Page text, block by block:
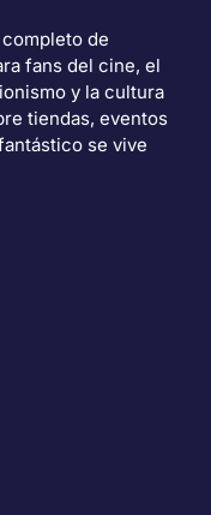
de
fans del cine, el
y la cultura
tiendas, eventos
se vive